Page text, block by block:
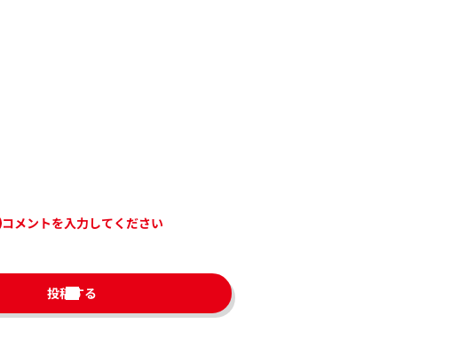
コメントを入力してください
投稿する